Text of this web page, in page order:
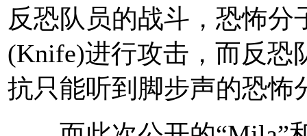
反恐队员的战斗，恐怖分
(Knife)进行攻击，而反恐
抗只能听到脚步声的恐怖